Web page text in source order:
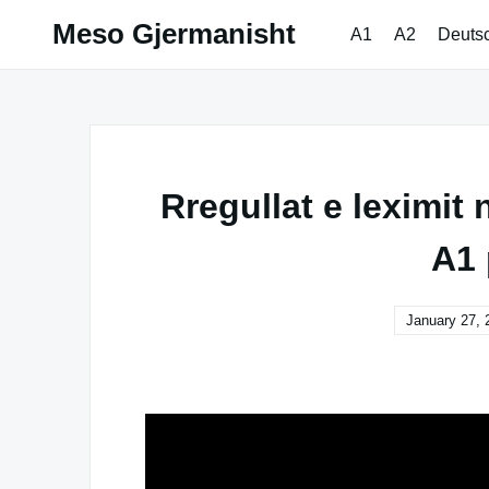
Meso Gjermanisht A1 A2
Rregullat e leximit
A1
January 27,